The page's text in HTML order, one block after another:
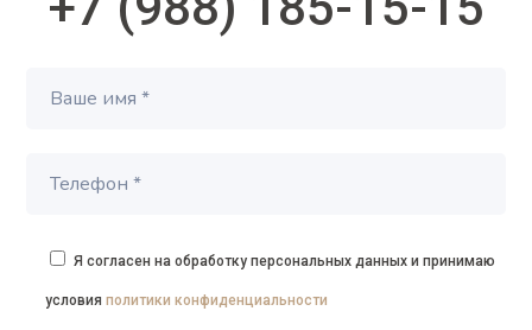
Я согласен на обработку персональных данных и принимаю
условияполитики конфиденциальности